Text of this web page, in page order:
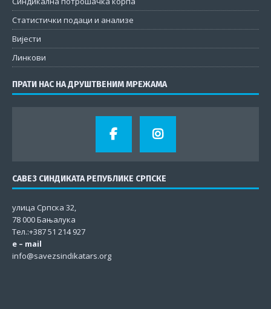
Статистички подаци и анализе
Вијести
Линкови
ПРАТИ НАС НА ДРУШТВЕНИМ МРЕЖАМА
САВЕЗ СИНДИКАТА РЕПУБЛИКЕ СРПСКЕ
улица Српска 32,
78 000 Бањалука
Тел.:+387 51 214 927
e – mail
info@savezsindikatars.org